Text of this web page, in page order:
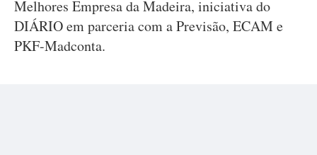
Melhores Empresa da Madeira, iniciativa do
DIÁRIO em parceria com a Previsão, ECAM e
PKF-Madconta.